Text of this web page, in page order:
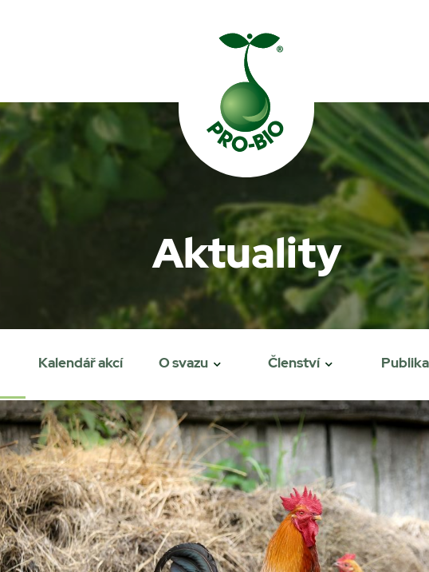
Prohledat PRO-BIO
Aktuality
Kalendář akcí O svazu Členství